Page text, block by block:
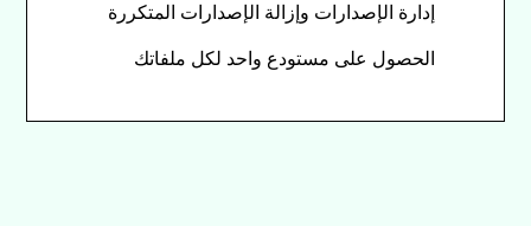
إدارة الإصدارات وإزالة الإصدارات المتكررة
الحصول على مستودع واحد لكل ملفاتك